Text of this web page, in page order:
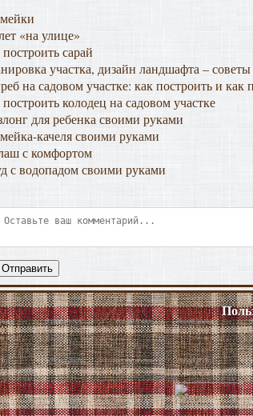
«на улице»
сарай
участка, дизайн ландшафта –
на садовом участке: как построить и как
колодец на садовом участке
для ребенка своими руками
качеля своими руками
с комфортом
с водопадом своими руками
Отправить